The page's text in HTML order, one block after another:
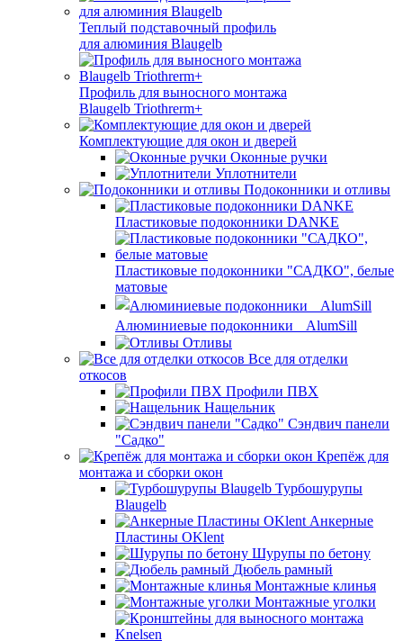
Теплый подставочный профиль
для алюминия Blaugelb
Профиль для выносного монтажа
Blaugelb Triothrerm+
Комплектующие для окон и дверей
Оконные ручки
Уплотнители
Подоконники и отливы
Пластиковые подоконники DANKE
Пластиковые подоконники "САДКО", белые
матовые
Алюминиевые подоконники AlumSill
Отливы
Все для отделки
откосов
Профили ПВХ
Нащельник
Сэндвич панели
"Садко"
Крепёж для
монтажа и сборки окон
Турбошурупы
Blaugelb
Анкерные
Пластины OKlent
Шурупы по бетону
Дюбель рамный
Монтажные клинья
Монтажные уголки